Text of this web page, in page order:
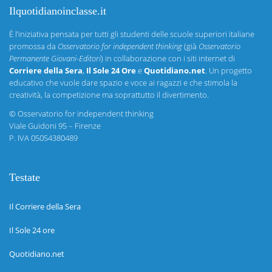
Ilquotidianoinclasse.it
È l’iniziativa pensata per tutti gli studenti delle scuole superiori italiane
promossa da Osservatorio for independent thinking(già Osservatorio
Permanente Giovani-Editori) in collaborazione con i siti internet di
Corriere della Sera, Il Sole 24 OreeQuotidiano.net. Un progetto
educativo che vuole dare spazio e voce ai ragazzi e che stimola la
creatività, la competizione ma soprattutto il divertimento.
©Osservatorio for independent thinking
Viale Guidoni 95 – Firenze
P. IVA 05054380489
Testate
Il Corriere della Sera
Il Sole 24 ore
Quotidiano.net